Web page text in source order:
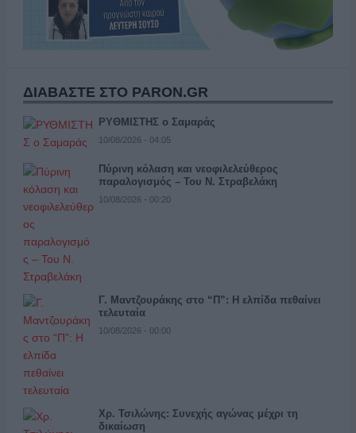
ΔΙΑΒΑΣΤΕ ΣΤΟ PARON.GR
ΡΥΘΜΙΣΤΗΣ ο Σαμαράς
10/08/2026 - 04:05
Πύρινη κόλαση και νεοφιλελεύθερος
παραλογισμός – Του Ν. Στραβελάκη
10/08/2026 - 00:20
Γ. Μαντζουράκης στο “Π”: Η ελπίδα πεθαίνει
τελευταία
10/08/2026 - 00:00
Χρ. Τσιλώνης: Συνεχής αγώνας μέχρι τη
δικαίωση